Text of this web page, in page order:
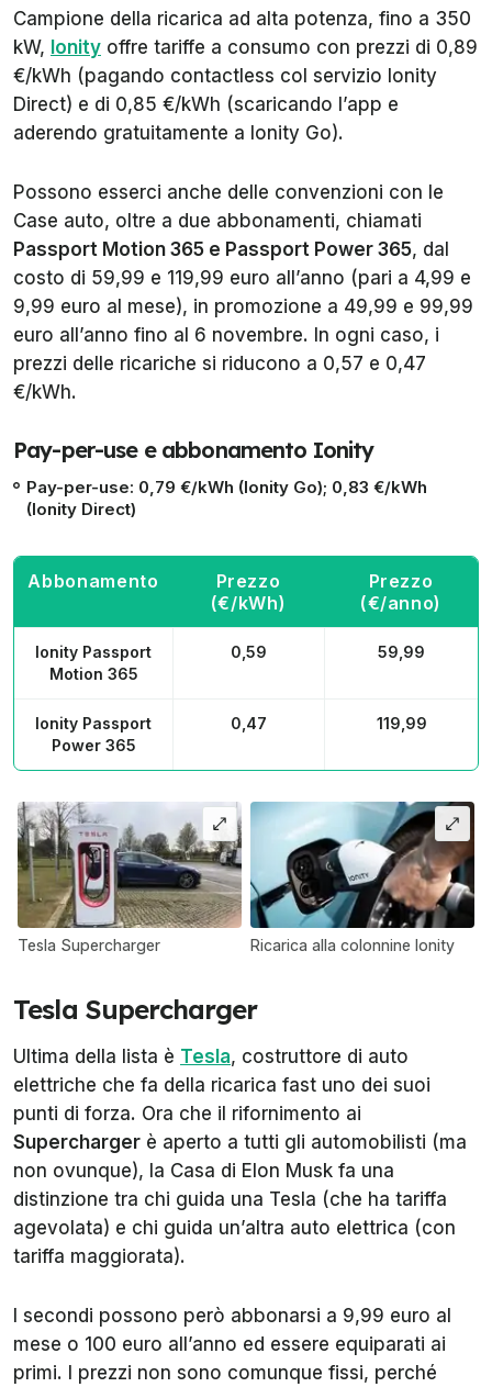
Campione della ricarica ad alta potenza, fino a 350
kW, Ionity offre tariffe a consumo con prezzi di 0,89
€/kWh (pagando contactless col servizio Ionity
Direct) e di 0,85 €/kWh (scaricando l’app e
aderendo gratuitamente a Ionity Go).
Possono esserci anche delle convenzioni con le
Case auto, oltre a due abbonamenti, chiamati
Passport Motion 365 e Passport Power 365, dal
costo di 59,99 e 119,99 euro all’anno (pari a 4,99 e
9,99 euro al mese), in promozione a 49,99 e 99,99
euro all’anno fino al 6 novembre. In ogni caso, i
prezzi delle ricariche si riducono a 0,57 e 0,47
€/kWh.
Pay-per-use e abbonamento Ionity
Pay-per-use: 0,79 €/kWh (Ionity Go); 0,83 €/kWh
(Ionity Direct)
Abbonamento
Prezzo
(€/kWh)
Prezzo
(€/anno)
Ionity Passport
Motion 365
0,59 59,99
Ionity Passport
Power 365
0,47 119,99
Tesla Supercharger Ricarica alla colonnine Ionity
Tesla Supercharger
Ultima della lista è Tesla, costruttore di auto
elettriche che fa della ricarica fast uno dei suoi
punti di forza. Ora che il rifornimento ai
Supercharger è aperto a tutti gli automobilisti (ma
non ovunque), la Casa di Elon Musk fa una
distinzione tra chi guida una Tesla (che ha tariffa
agevolata) e chi guida un’altra auto elettrica (con
tariffa maggiorata).
I secondi possono però abbonarsi a 9,99 euro al
mese o 100 euro all’anno ed essere equiparati ai
primi. I prezzi non sono comunque fissi, perché